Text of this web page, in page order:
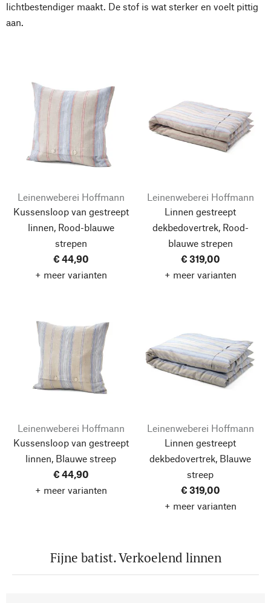
lichtbestendiger maakt. De stof is wat sterker en voelt pittig
aan.
Leinenweberei Hoffmann
Kussensloop van gestreept
linnen, Rood-blauwe
strepen
€ 44,90
+ meer varianten
Leinenweberei Hoffmann
Linnen gestreept
dekbedovertrek, Rood-
blauwe strepen
€ 319,00
+ meer varianten
Leinenweberei Hoffmann
Kussensloop van gestreept
linnen, Blauwe streep
€ 44,90
+ meer varianten
Leinenweberei Hoffmann
Linnen gestreept
dekbedovertrek, Blauwe
streep
€ 319,00
+ meer varianten
Fijne batist. Verkoelend linnen